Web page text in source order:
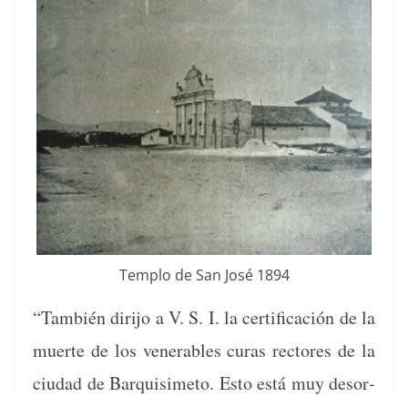
Tem­p­lo de San José 1894
“Tam­bién diri­jo a V. S. I. la cer­ti­fi­cación de la
muerte de los ven­er­a­bles curas rec­tores de la
ciu­dad de Bar­quisime­to. Esto está muy des­or­